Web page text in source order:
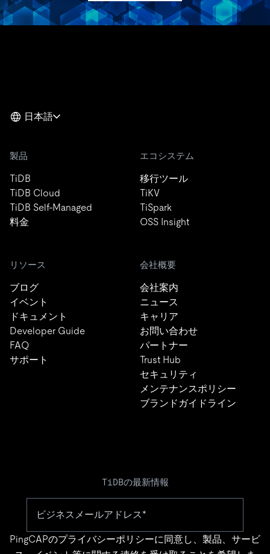
日本語
製品
TiDB
TiDB Cloud
TiDB Self-Managed
料金
エコシステム
移行ツール
TiKV
TiSpark
OSS Insight
リソース
ブログ
イベント
ドキュメント
Developer Guide
FAQ
サポート
会社概要
会社案内
ニュース
キャリア
お問い合わせ
パートナー
Trust Hub
セキュリティ
メンテナンスポリシー
ブランドガイドライン
TiDBの最新情報
PingCAPのプライバシーポリシーに同意し、製品、サービ